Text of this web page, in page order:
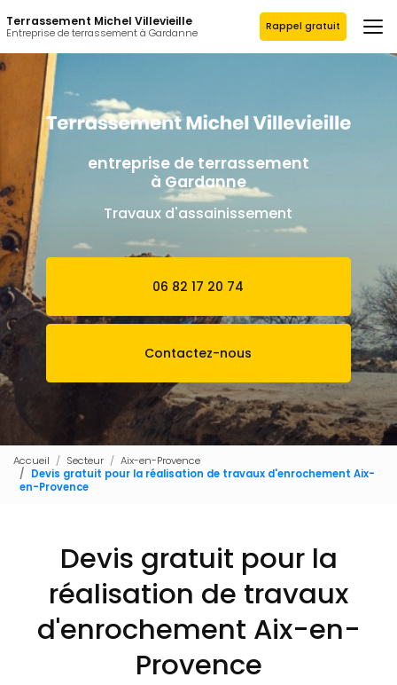
au
contenu
principal
Terrassement Michel Villevieille
Entreprise de terrassement à Gardanne Rappel gratuit
entreprise de terrassement
à Gardanne
Travaux d'assainissement
06 82 17 20 74
Contactez-nous
Accueil Secteur
Aix-en-Provence
Devis gratuit pour la réalisation de travaux d'enrochement Aix-
en-Provence
Devis gratuit pour la
réalisation de travaux
d'enrochement Aix-en-
Provence